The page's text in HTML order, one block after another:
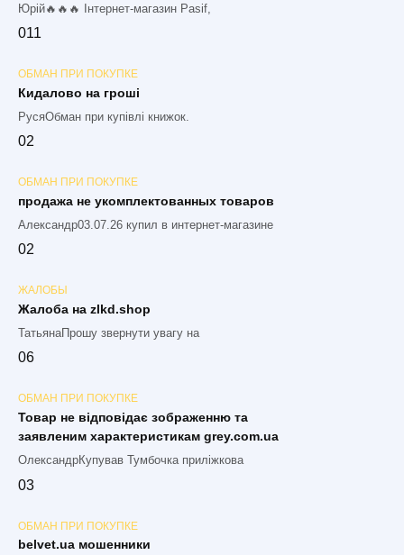
Юрій🔥🔥🔥 Інтернет-магазин Pasif,
011
ОБМАН ПРИ ПОКУПКЕ
Кидалово на гроші
РусяОбман при купівлі книжок.
02
ОБМАН ПРИ ПОКУПКЕ
продажа не укомплектованных товаров
Александр03.07.26 купил в интернет-магазине
02
ЖАЛОБЫ
Жалоба на zlkd.shop
ТатьянаПрошу звернути увагу на
06
ОБМАН ПРИ ПОКУПКЕ
Товар не відповідає зображенню та
заявленим характеристикам grey.com.ua
ОлександрКупував Тумбочка приліжкова
03
ОБМАН ПРИ ПОКУПКЕ
belvet.ua мошенники